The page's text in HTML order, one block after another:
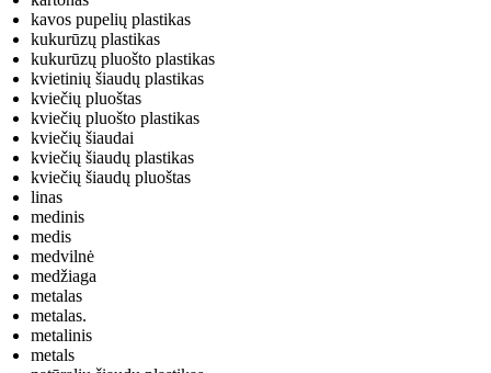
kavos pupelių plastikas
kukurūzų plastikas
kukurūzų pluošto plastikas
kvietinių šiaudų plastikas
kviečių pluoštas
kviečių pluošto plastikas
kviečių šiaudai
kviečių šiaudų plastikas
kviečių šiaudų pluoštas
linas
medinis
medis
medvilnė
medžiaga
metalas
metalas.
metalinis
metals